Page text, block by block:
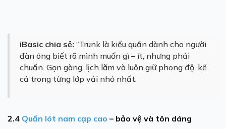
iBasic chia sẻ: “Trunk là kiểu quần dành cho người
đàn ông biết rõ mình muốn gì – ít, nhưng phải
chuẩn. Gọn gàng, lịch lãm và luôn giữ phong độ, kể
cả trong từng lớp vải nhỏ nhất.
2.4 Quần lót nam cạp cao – bảo vệ và tôn dáng